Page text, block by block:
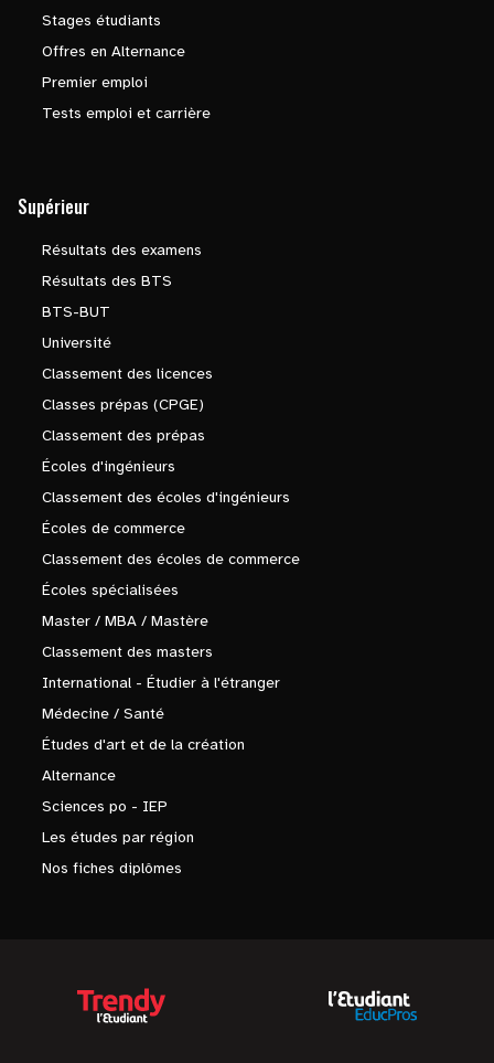
Stages étudiants
Offres en Alternance
Premier emploi
Tests emploi et carrière
Supérieur
Résultats des examens
Résultats des BTS
BTS-BUT
Université
Classement des licences
Classes prépas (CPGE)
Classement des prépas
Écoles d'ingénieurs
Classement des écoles d'ingénieurs
Écoles de commerce
Classement des écoles de commerce
Écoles spécialisées
Master / MBA / Mastère
Classement des masters
International - Étudier à l'étranger
Médecine / Santé
Études d'art et de la création
Alternance
Sciences po - IEP
Les études par région
Nos fiches diplômes